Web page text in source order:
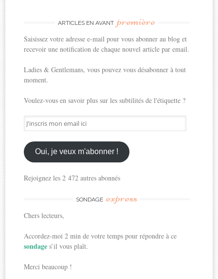
ARTICLES EN AVANT première
Saisissez votre adresse e-mail pour vous abonner au blog et
recevoir une notification de chaque nouvel article par email.
Ladies & Gentlemans, vous pouvez vous désabonner à tout
moment.
Voulez-vous en savoir plus sur les subtilités de l'étiquette ?
J'inscris
mon
email
ici
Oui, je veux m'abonner !
Rejoignez les 2 472 autres abonnés
SONDAGE express
Chers lecteurs,
Accordez-moi 2 min de votre temps pour répondre à ce
sondages’il vous plaît.
Merci beaucoup !